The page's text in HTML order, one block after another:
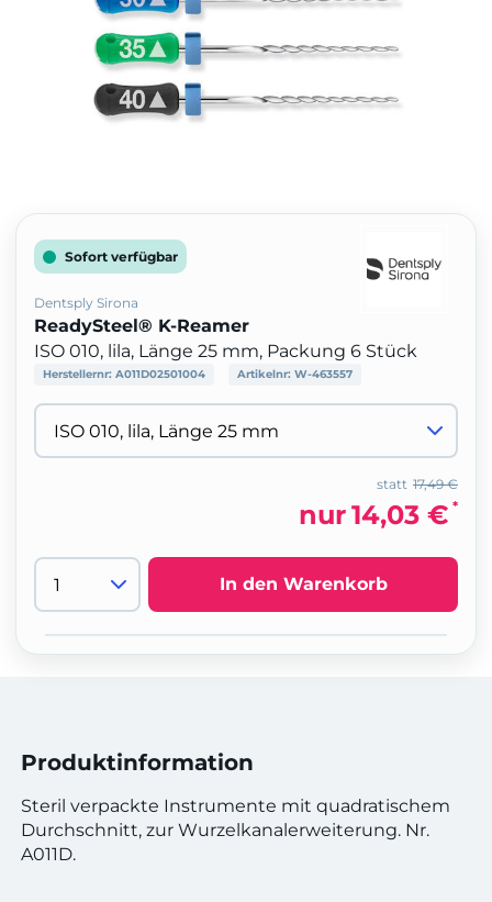
Sofort verfügbar
Dentsply Sirona
ReadySteel® K-Reamer
ISO 010, lila, Länge 25 mm, Packung 6 Stück
Herstellernr: A011D02501004 Artikelnr: W-463557
17,49 €
statt
nur14,03 € *
In den Warenkorb
Produktinformation
Steril verpackte Instrumente mit quadratischem
Durchschnitt, zur Wurzelkanalerweiterung. Nr.
A011D.